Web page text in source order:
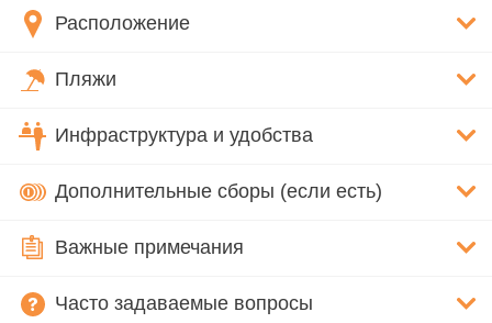
Расположение
Пляжи
Инфраструктура и удобства
Дополнительные сборы (если есть)
Важные примечания
Часто задаваемые вопросы